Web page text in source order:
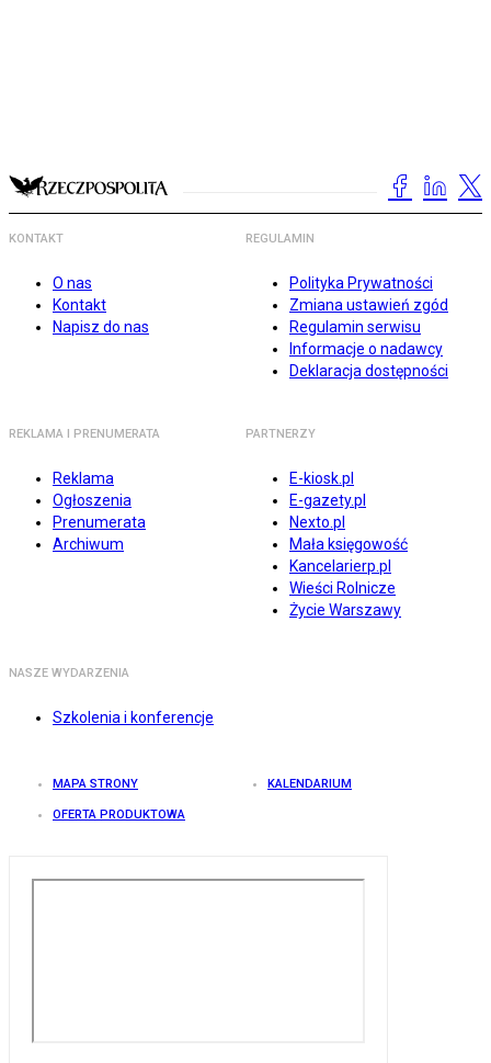
KONTAKT
O nas
Kontakt
Napisz do nas
REGULAMIN
Polityka Prywatności
Zmiana ustawień zgód
Regulamin serwisu
Informacje o nadawcy
Deklaracja dostępności
REKLAMA I PRENUMERATA
Reklama
Ogłoszenia
Prenumerata
Archiwum
PARTNERZY
E-kiosk.pl
E-gazety.pl
Nexto.pl
Mała księgowość
Kancelarierp.pl
Wieści Rolnicze
Życie Warszawy
NASZE WYDARZENIA
Szkolenia i konferencje
MAPA STRONY KALENDARIUM
OFERTA PRODUKTOWA